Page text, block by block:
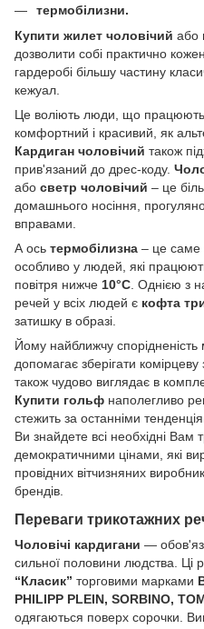
термобілизни.
Купити жилет чоловічий або
дозволити собі практично
гардеробі більшу частину
кежуал.
Це воліють люди, що працюють
комфортний і красивий, як
Кардиган чоловічий також
прив'язаний до дрес-коду.
або светр чоловічий – це
домашнього носіння,
вправами.
А ось термобілизна – це саме
особливо у людей, які
повітря нижче 10°C. Однією з
речей у всіх людей є кофта
затишку в образі.
Йому найближчу спорідненість
допомагає зберігати
також чудово виглядає в
Купити гольф наполегливо
стежить за останніми
Ви знайдете всі необхідні Вам
демократичними цінами, які
провідних вітчизняних
брендів.
Переваги трикотажних
Чоловічі кардигани —
сильної половини людства. Ці
“Класик” торговими марками
PHILIPP PLEIN, SORBINO,
одягаються поверх сорочки.